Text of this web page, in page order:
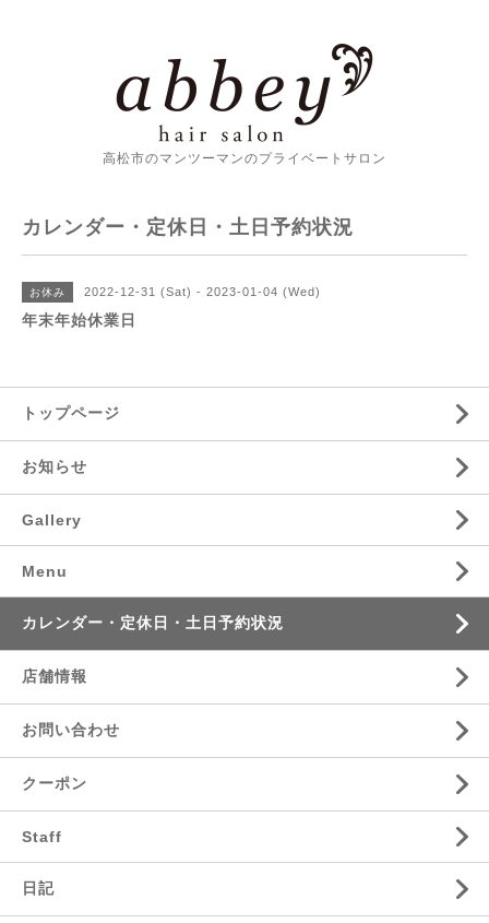
高松市のマンツーマンのプライベートサロン
カレンダー・定休日・土日予約状況
お休み 2022-12-31 (Sat) - 2023-01-04 (Wed)
年末年始休業日
トップページ
お知らせ
Gallery
Menu
カレンダー・定休日・土日予約状況
店舗情報
お問い合わせ
クーポン
Staff
日記